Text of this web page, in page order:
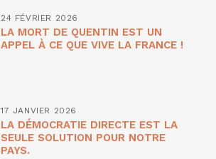
24 FÉVRIER 2026
LA MORT DE QUENTIN EST UN
APPEL À CE QUE VIVE LA FRANCE !
17 JANVIER 2026
LA DÉMOCRATIE DIRECTE EST LA
SEULE SOLUTION POUR NOTRE
PAYS.